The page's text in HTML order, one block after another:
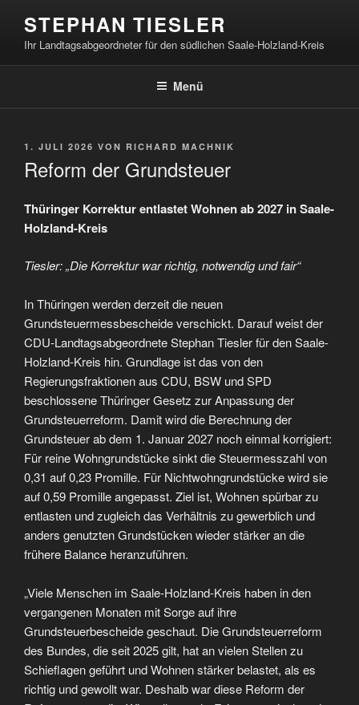
Inhalt
springen
STEPHAN TIESLER
Ihr Landtagsabgeordneter für den südlichen Saale-Holzland-Kreis
Menü
VERÖFFENTLICHT
1. JULI 2026 VON RICHARD MACHNIK
Reform der Grundsteuer
Thüringer Korrektur entlastet Wohnen ab 2027 in Saale-
Holzland-Kreis
Tiesler: „Die Korrektur war richtig, notwendig und fair“
In Thüringen werden derzeit die neuen
Grundsteuermessbescheide verschickt. Darauf weist der
CDU-Landtagsabgeordnete Stephan Tiesler für den Saale-
Holzland-Kreis hin. Grundlage ist das von den
Regierungsfraktionen aus CDU, BSW und SPD
beschlossene Thüringer Gesetz zur Anpassung der
Grundsteuerreform. Damit wird die Berechnung der
Grundsteuer ab dem 1. Januar 2027 noch einmal korrigiert:
Für reine Wohngrundstücke sinkt die Steuermesszahl von
0,31 auf 0,23 Promille. Für Nichtwohngrundstücke wird sie
auf 0,59 Promille angepasst. Ziel ist, Wohnen spürbar zu
entlasten und zugleich das Verhältnis zu gewerblich und
anders genutzten Grundstücken wieder stärker an die
frühere Balance heranzuführen.
„Viele Menschen im Saale-Holzland-Kreis haben in den
vergangenen Monaten mit Sorge auf ihre
Grundsteuerbescheide geschaut. Die Grundsteuerreform
des Bundes, die seit 2025 gilt, hat an vielen Stellen zu
Schieflagen geführt und Wohnen stärker belastet, als es
richtig und gewollt war. Deshalb war diese Reform der